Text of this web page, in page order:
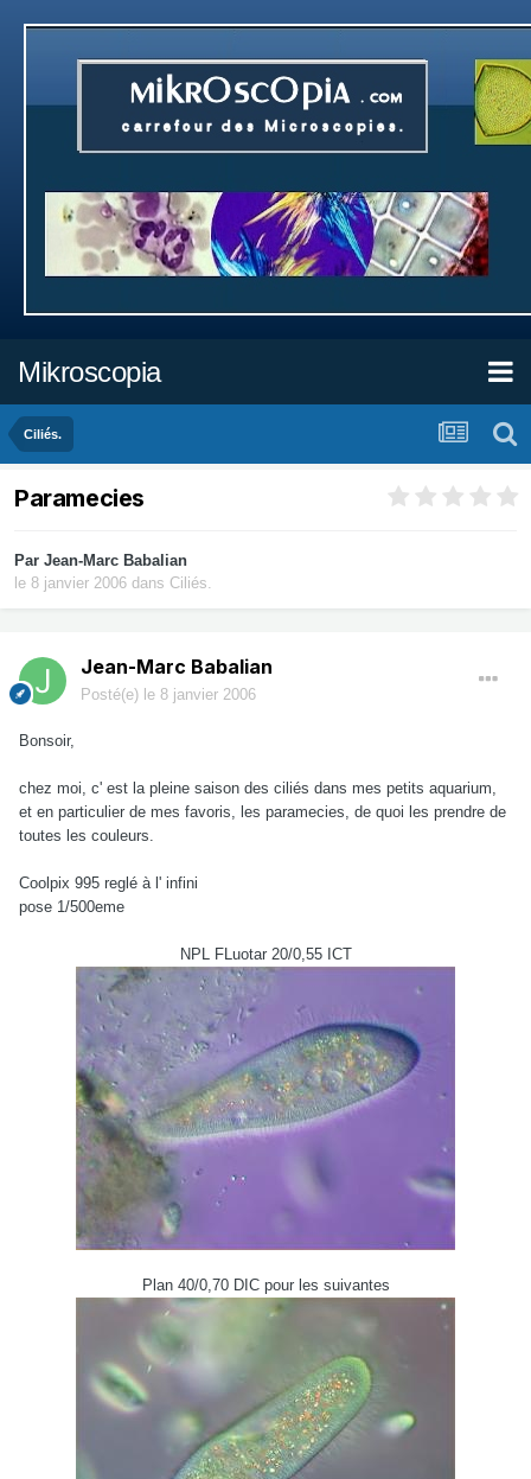
Mikroscopia
Ciliés.
Paramecies
Par Jean-Marc Babalian
le 8 janvier 2006 dans Ciliés.
Jean-Marc Babalian
Posté(e) le 8 janvier 2006
Bonsoir,
chez moi, c' est la pleine saison des ciliés dans mes petits aquarium,
et en particulier de mes favoris, les paramecies, de quoi les prendre de
toutes les couleurs.
Coolpix 995 reglé à l' infini
pose 1/500eme
NPL FLuotar 20/0,55 ICT
Plan 40/0,70 DIC pour les suivantes